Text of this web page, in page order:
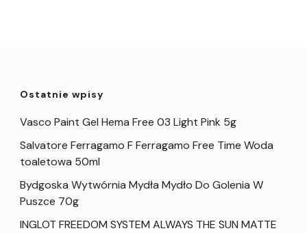
Ostatnie wpisy
Vasco Paint Gel Hema Free 03 Light Pink 5g
Salvatore Ferragamo F Ferragamo Free Time Woda
toaletowa 50ml
Bydgoska Wytwórnia Mydła Mydło Do Golenia W
Puszce 70g
INGLOT FREEDOM SYSTEM ALWAYS THE SUN MATTE